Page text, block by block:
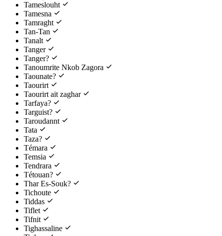
Tameslouht
Tamesna
Tamraght
Tan-Tan
Tanalt
Tanger
Tanger?
Tanoumrite Nkob Zagora
Taounate?
Taourirt
Taourirt ait zaghar
Tarfaya?
Targuist?
Taroudannt
Tata
Taza?
Témara
Temsia
Tendrara
Tétouan?
Thar Es-Souk?
Tichoute
Tiddas
Tiflet
Tifnit
Tighassaline